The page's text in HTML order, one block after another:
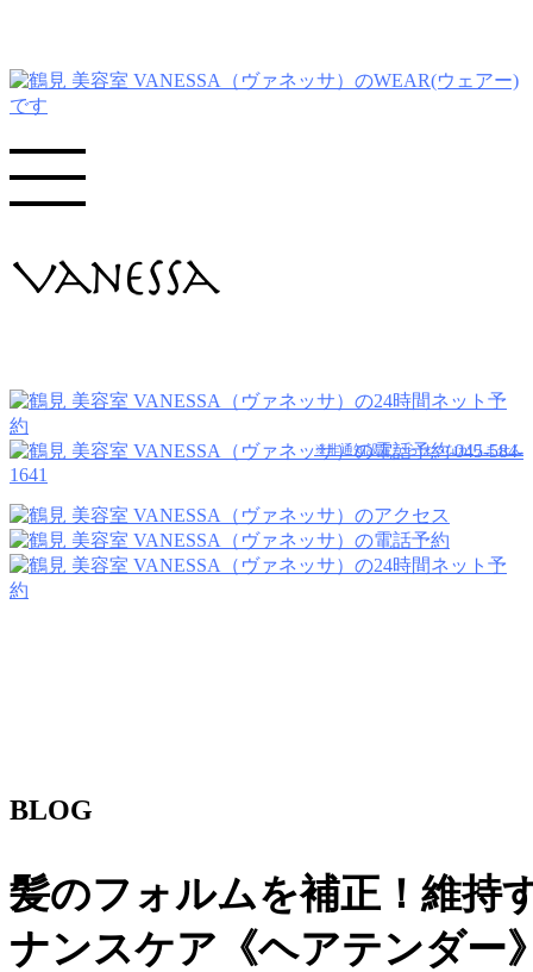
045-584-
1641
※非通知設定からはつながりません
BLOG
髪のフォルムを補正！維持
ナンスケア《ヘアテンダー